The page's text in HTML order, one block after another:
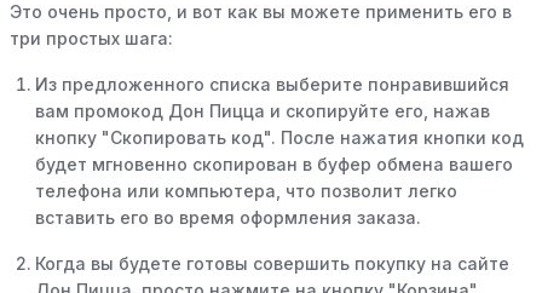
Это очень просто, и вот как вы можете применить его в
три простых шага:
Из предложенного списка выберите понравившийся
вам промокод Дон Пицца и скопируйте его, нажав
кнопку "Скопировать код". После нажатия кнопки код
будет мгновенно скопирован в буфер обмена вашего
телефона или компьютера, что позволит легко
вставить его во время оформления заказа.
Когда вы будете готовы совершить покупку на сайте